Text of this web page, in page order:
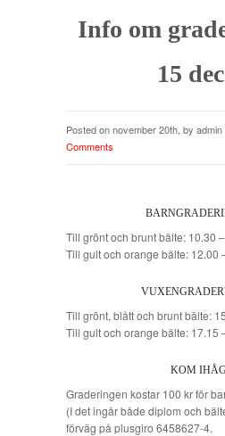
Info om
15 dec
Posted on november 20th, by admin
Comments
Till grönt och brunt bälte: 10.30
Till gult och orange bälte: 12.00
Till grönt, blått och brunt bälte:
Till gult och orange bälte: 17.15
KOM
Graderingen kostar 100 kr för
(I det ingår både diplom och
förväg på plusgiro 6458627-4.